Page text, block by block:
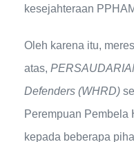
kesejahteraan
Oleh karena itu,
atas,
Defenders (WHRD)
Perempuan Pembela
kepada beberapa